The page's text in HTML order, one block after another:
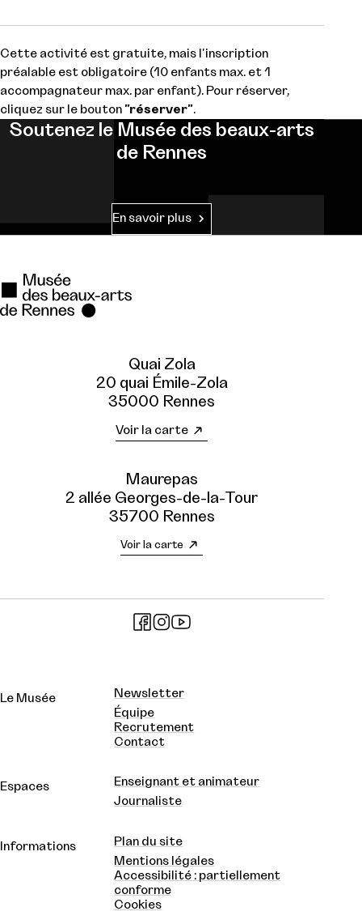
Cette activité est gratuite, mais l'inscription
préalable est obligatoire (10 enfants max. et 1
accompagnateur max. par enfant). Pour réserver,
cliquez sur le bouton "réserver".
Soutenez le Musée des beaux-arts
de Rennes
En savoir plus
Quai Zola
20 quai Émile-Zola
35000 Rennes
Voir la carte
Maurepas
2 allée Georges-de-la-Tour
35700 Rennes
Voir la carte
Le Musée
Newsletter
Équipe
Recrutement
Contact
Espaces
Enseignant et animateur
Journaliste
Informations
Plan du site
Mentions légales
Accessibilité : partiellement
conforme
Cookies